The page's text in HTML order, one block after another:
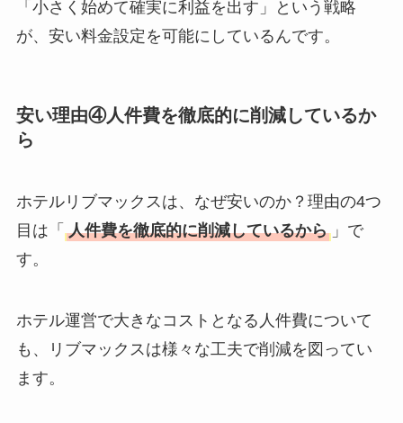
「小さく始めて確実に利益を出す」という戦略
が、安い料金設定を可能にしているんです。
安い理由④人件費を徹底的に削減しているか
ら
ホテルリブマックスは、なぜ安いのか？理由の4つ
目は「 人件費を徹底的に削減しているから 」で
す。
ホテル運営で大きなコストとなる人件費について
も、リブマックスは様々な工夫で削減を図ってい
ます。